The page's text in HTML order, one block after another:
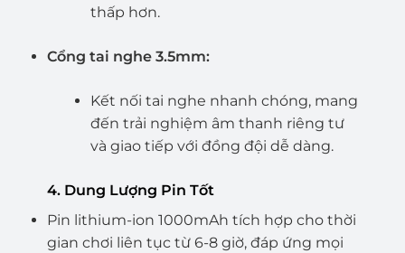
thấp hơn.
Cổng tai nghe 3.5mm:
Kết nối tai nghe nhanh chóng, mang
đến trải nghiệm âm thanh riêng tư
và giao tiếp với đồng đội dễ dàng.
4. Dung Lượng Pin Tốt
Pin lithium-ion 1000mAh tích hợp cho thời
gian chơi liên tục từ 6-8 giờ, đáp ứng mọi